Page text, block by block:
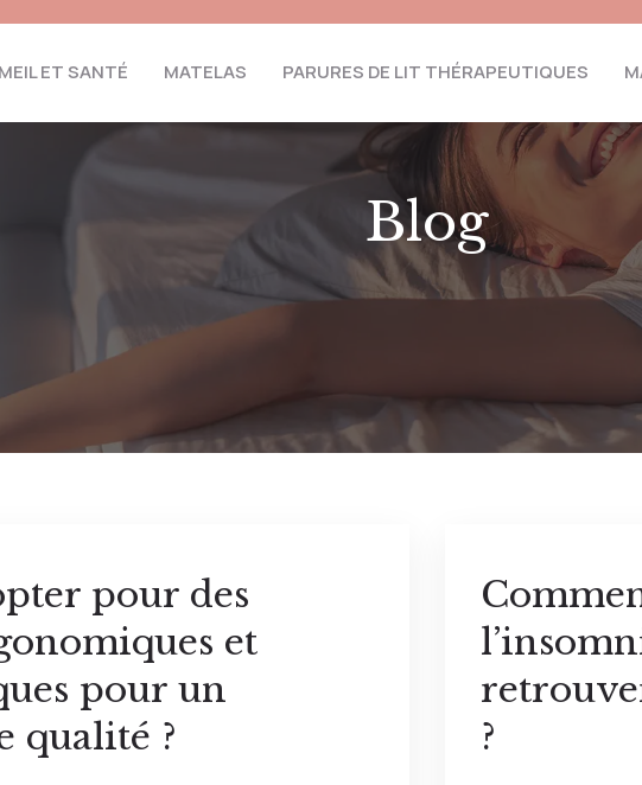
ET SANTÉ MATELAS PARURES DE LIT THÉRAPEUTIQUES
Blog
pour des
et
pour un
qualité ?
?